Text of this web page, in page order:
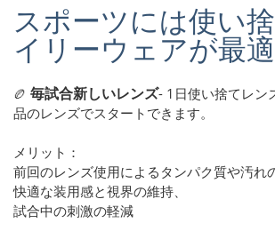
スポーツには使い
イリーウェアが最
🏉 毎試合新しいレンズ- 1日使い捨てレン
品のレンズでスタートできます。
メリット：
前回のレンズ使用によるタンパク質や汚れ
快適な装用感と視界の維持、
試合中の刺激の軽減